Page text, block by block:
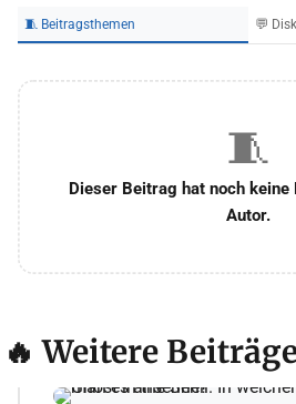
🧵 Beitragsthemen 💬
🧵
Dieser Beitrag hat noch keine
Autor.
🔥 Weitere